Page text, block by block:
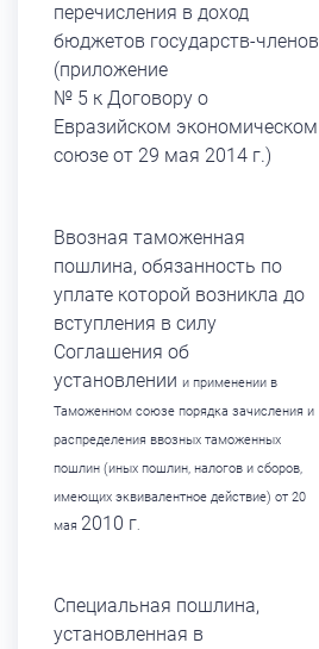
перечисления в доход
бюджетов государств-членов
(приложение
№ 5 к Договору о
Евразийском экономическом
союзе от 29 мая 2014 г.)
Ввозная таможенная
пошлина, обязанность по
уплате которой возникла до
вступления в силу
Соглашения об
установлении и применении в
Таможенном союзе порядка зачисления и
распределения ввозных таможенных
пошлин (иных пошлин, налогов и сборов,
имеющих эквивалентное действие) от 20
мая 2010 г.
Специальная пошлина,
установленная в